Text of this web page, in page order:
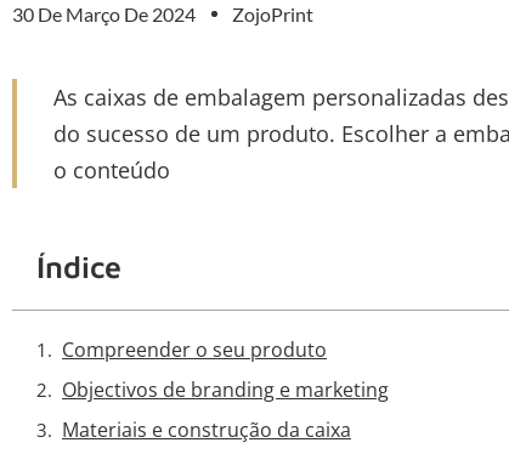
30 De Março De 2024 ZojoPrint
As caixas de embalagem personalizadas
do sucesso de um produto. Escolher a
o conteúdo
Índice
Compreender o seu produto
Objectivos de branding e marketing
Materiais e construção da caixa